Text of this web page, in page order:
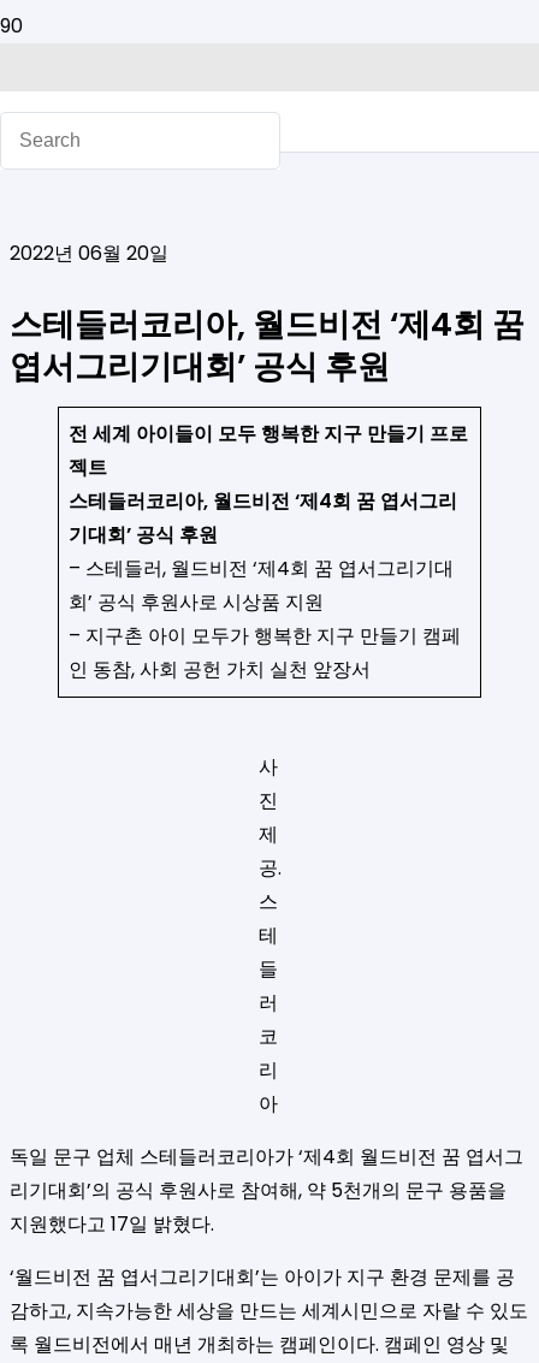
2022년 06월 20일
스테들러코리아, 월드비전 ‘제4회 꿈
엽서그리기대회’ 공식 후원
전 세계 아이들이 모두 행복한 지구 만들기 프로
젝트
스테들러코리아, 월드비전 ‘제4회 꿈 엽서그리
기대회’ 공식 후원
– 스테들러, 월드비전 ‘제4회 꿈 엽서그리기대
회’ 공식 후원사로 시상품 지원
– 지구촌 아이 모두가 행복한 지구 만들기 캠페
인 동참, 사회 공헌 가치 실천 앞장서
사
진
제
공.
스
테
들
러
코
리
아
독일 문구 업체 스테들러코리아가 ‘제4회 월드비전 꿈 엽서그
리기대회’의 공식 후원사로 참여해, 약 5천개의 문구 용품을
지원했다고 17일 밝혔다.
‘월드비전 꿈 엽서그리기대회’는 아이가 지구 환경 문제를 공
감하고, 지속가능한 세상을 만드는 세계시민으로 자랄 수 있도
록 월드비전에서 매년 개최하는 캠페인이다. 캠페인 영상 및